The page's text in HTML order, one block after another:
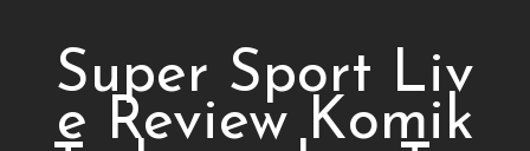
Super Sport Liv
e Review Komik